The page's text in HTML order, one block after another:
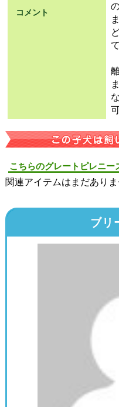
コメント
こちらのグレートピレニー
関連アイテムはまだありま
ブリ